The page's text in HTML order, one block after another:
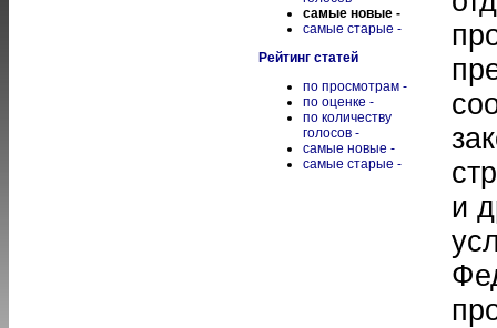
самые новые -
самые старые -
Рейтинг статей
по просмотрам -
по оценке -
по количеству
голосов -
самые новые -
самые старые -
и